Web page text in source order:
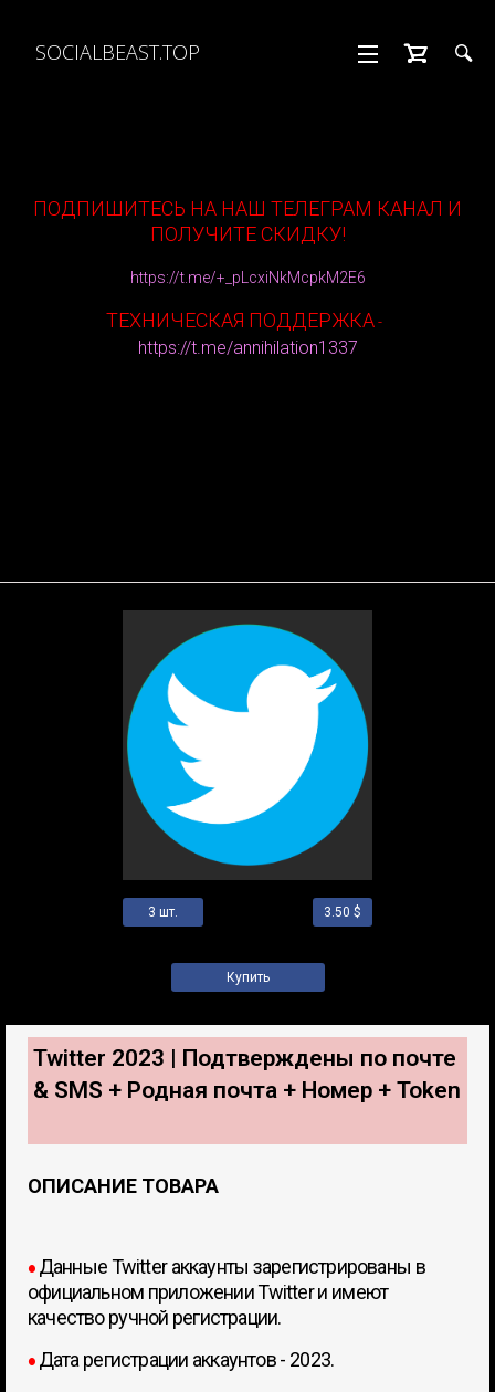
ПОДПИШИТЕСЬ НА НАШ ТЕЛЕГРАМ КАНАЛ И
ПОЛУЧИТЕ СКИДКУ!
https://t.me/+_pLcxiNkMcpkM2E6
ТЕХНИЧЕСКАЯ ПОДДЕРЖКА-
https://t.me/annihilation1337
3 шт. 3.50 $
Купить
Twitter 2023 | Подтверждены по почте
& SMS + Родная почта + Номер + Token
ОПИСАНИЕ ТОВАРА
● Данные Twitter аккаунты зарегистрированы в
официальном приложении Twitter и имеют
качество ручной регистрации.
● Дата регистрации аккаунтов - 2023.
SOCIALBEAST.TOP
Всего позиций в корзине
Сумма к оплате (без скидок)